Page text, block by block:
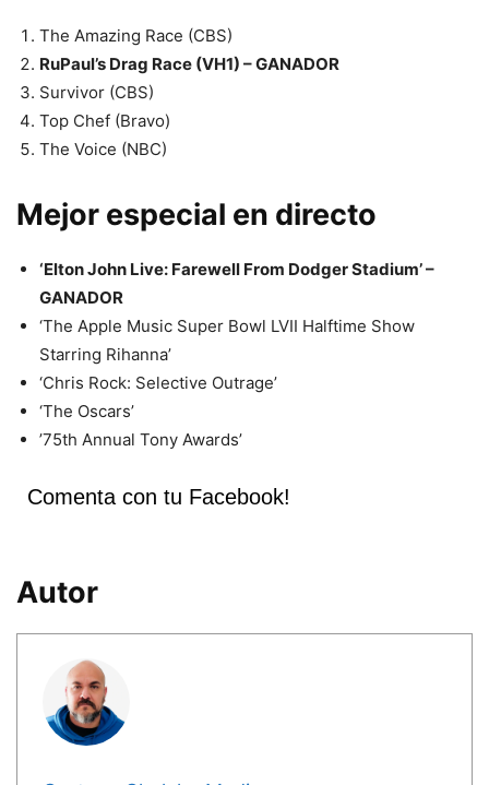
The Amazing Race (CBS)
RuPaul’s Drag Race (VH1) – GANADOR
Survivor (CBS)
Top Chef (Bravo)
The Voice (NBC)
Mejor especial en directo
‘Elton John Live: Farewell From Dodger Stadium’ –
GANADOR
‘The Apple Music Super Bowl LVII Halftime Show
Starring Rihanna’
‘Chris Rock: Selective Outrage’
‘The Oscars’
’75th Annual Tony Awards’
Comenta con tu Facebook!
Autor